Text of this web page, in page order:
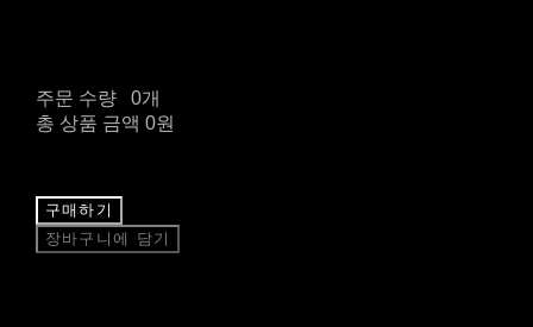
주문 수량
0개
총 상품 금액 0원
구매하기
장바구니에 담기